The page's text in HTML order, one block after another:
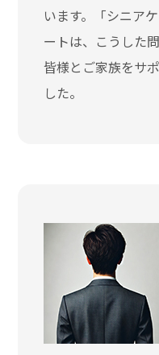
います。「シニア
ートは、こうした
皆様とご家族をサ
した。